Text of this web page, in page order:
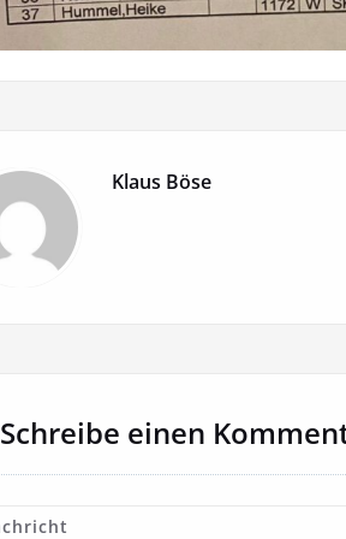
Klaus Böse
Schreibe einen